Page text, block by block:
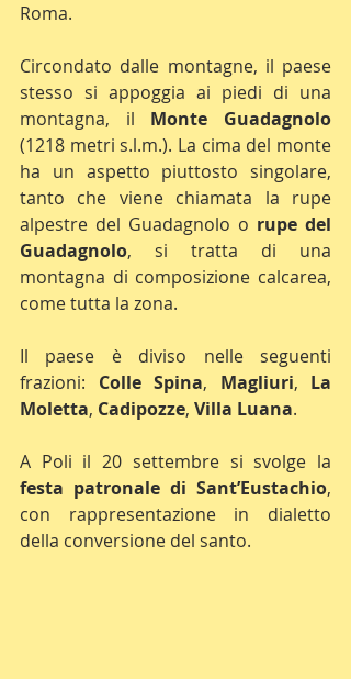
Roma.
Circondato dalle montagne, il paese
stesso si appoggia ai piedi di una
montagna, il Monte Guadagnolo
(1218 metri s.l.m.). La cima del monte
ha un aspetto piuttosto singolare,
tanto che viene chiamata la rupe
alpestre del Guadagnolo o rupe del
Guadagnolo, si tratta di una
montagna di composizione calcarea,
come tutta la zona.
Il paese è diviso nelle seguenti
frazioni: Colle Spina, Magliuri, La
Moletta, Cadipozze, Villa Luana.
festa patronale di Sant’Eustachio,
con rappresentazione in dialetto
della conversione del santo.